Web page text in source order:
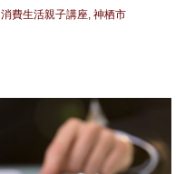
消費生活親子講座, 神栖市